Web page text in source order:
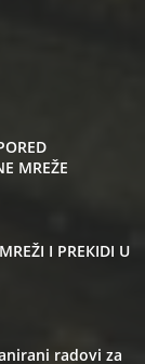
MREŽE
I PREКIDI U
radovi za